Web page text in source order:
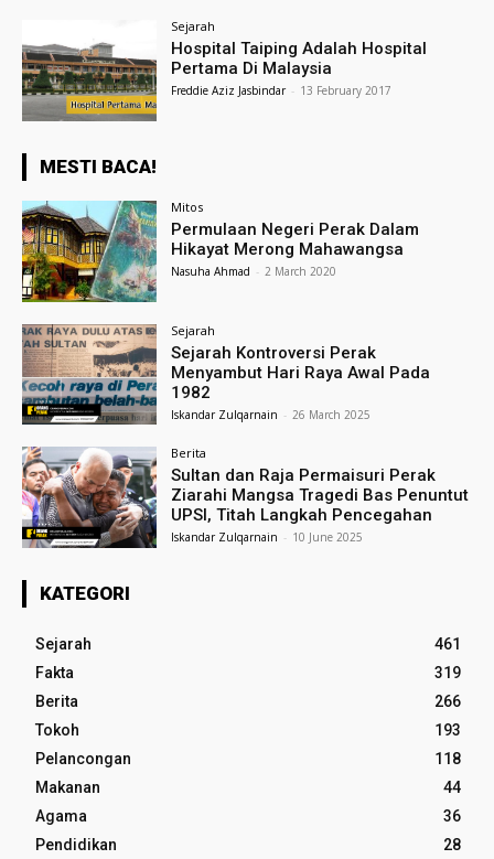
Sejarah
Hospital Taiping Adalah Hospital
Pertama Di Malaysia
Freddie Aziz Jasbindar - 13 February 2017
MESTI BACA!
Mitos
Permulaan Negeri Perak Dalam
Hikayat Merong Mahawangsa
Nasuha Ahmad - 2 March 2020
Sejarah
Sejarah Kontroversi Perak
Menyambut Hari Raya Awal Pada
1982
Iskandar Zulqarnain - 26 March 2025
Berita
Sultan dan Raja Permaisuri Perak
Ziarahi Mangsa Tragedi Bas Penuntut
UPSI, Titah Langkah Pencegahan
Iskandar Zulqarnain - 10 June 2025
KATEGORI
Sejarah
461
Fakta
319
Berita
266
Tokoh
193
Pelancongan
118
Makanan
44
Agama
36
Pendidikan
28